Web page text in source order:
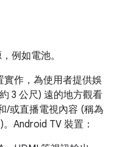
例如電池。
實作，為使用者提供娛
3 公尺) 遠的地方觀看
/或直播電視內容 (稱為
Android TV 裝置：